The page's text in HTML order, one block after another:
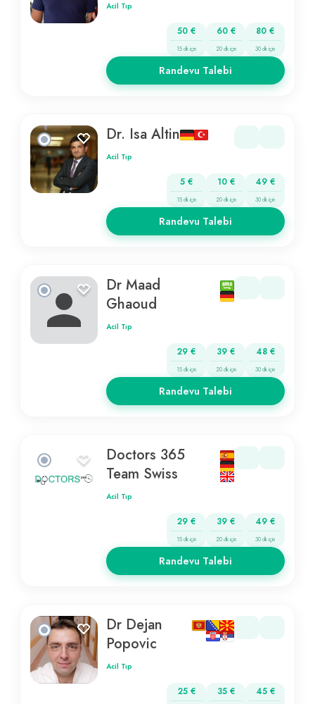
Acil Tıp
50 €
15 dk için
60 €
20 dk için
80 €
30 dk için
Randevu Talebi
Dr. Isa Altin
Acil Tıp
5 €
15 dk için
10 €
20 dk için
49 €
30 dk için
Randevu Talebi
Dr Maad
Ghaoud
Acil Tıp
29 €
15 dk için
39 €
20 dk için
48 €
30 dk için
Randevu Talebi
Doctors 365
Team Swiss
Acil Tıp
29 €
15 dk için
39 €
20 dk için
49 €
30 dk için
Randevu Talebi
Dr Dejan
Popovic
Acil Tıp
25 € 35 € 45 €